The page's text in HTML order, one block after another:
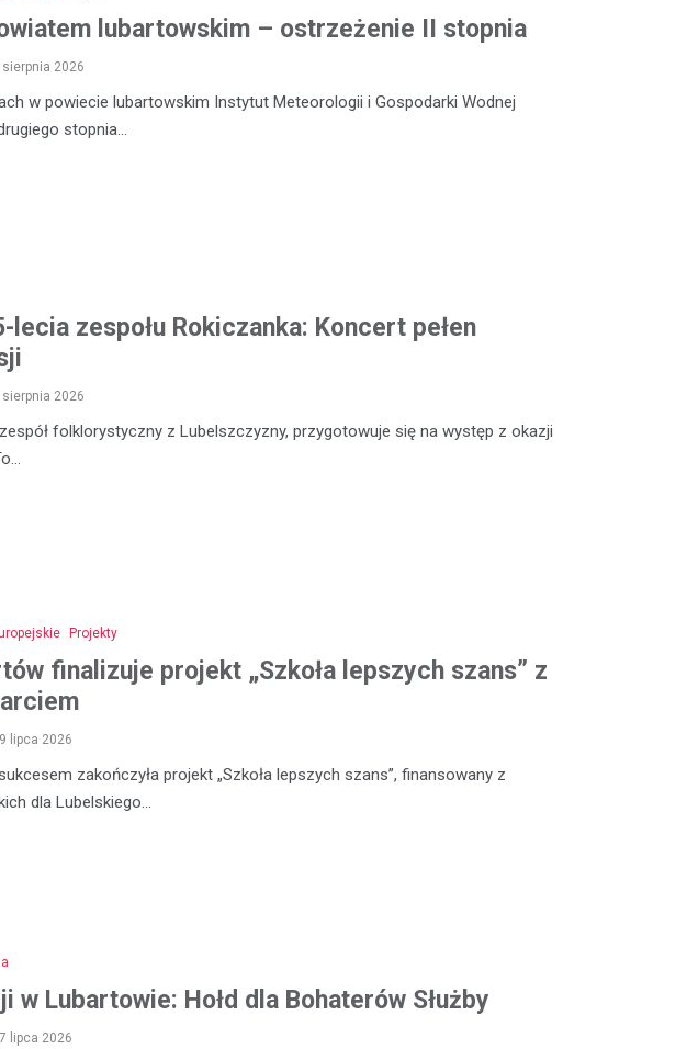
lubartowskim – ostrzeżenie II stopnia
sierpnia 2026
w powiecie lubartowskim Instytut Meteorologii i Gospodarki Wodnej
stopnia…
lecia zespołu Rokiczanka: Koncert pełen
sierpnia 2026
folklorystyczny z Lubelszczyzny, przygotowuje się na występ z okazji
Projekty
finalizuje projekt „Szkoła lepszych szans” z
lipca 2026
zakończyła projekt „Szkoła lepszych szans”, finansowany z
dla Lubelskiego…
w Lubartowie: Hołd dla Bohaterów Służby
lipca 2026